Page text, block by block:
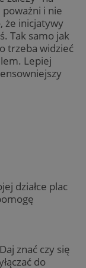
i nie
że inicjatywy
Tak samo jak
trzeba widzieć
Lepiej
działce plac
znać czy się
do